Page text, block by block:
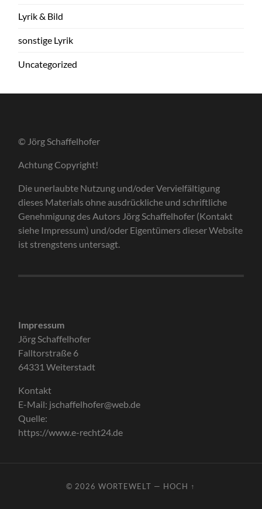
Lyrik & Bild
sonstige Lyrik
Uncategorized
© Jörg Schaffelhofer
Achtung Copyright!
Die unerlaubte Nutzung und/oder Vervielfältigung
dieses Materials ohne ausdrückliche und schriftliche
Genehmigung des Autors Jörg Schaffelhofer (Kontakt
siehe Impressum) und/oder Eigentümers dieser Website
ist strengstens untersagt.
Impressum
Jörg Schaffelhofer
Falltorstraße 6
64331 Weiterstadt
Kontakt
E-Mail: jschaffelhofer@web.de
Quelle:
https://www.e-recht24.de
© 2026WORTEWELT — HOCH ↑